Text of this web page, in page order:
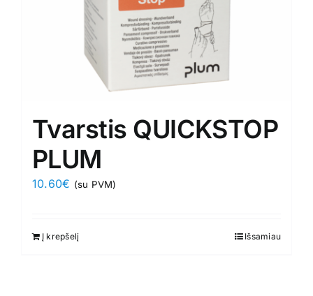
Tvarstis QUICKSTOP
PLUM
10.60€ (su PVM)
Į krepšelį Išsamiau